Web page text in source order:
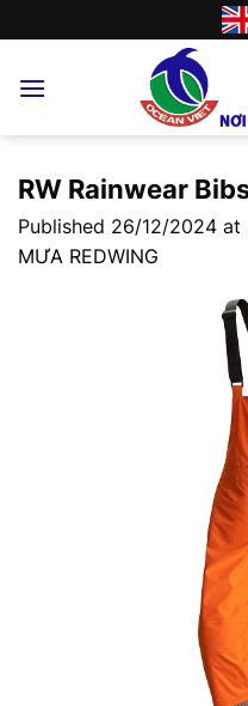
to
RW Rainwear
Published 26/12/2024 at
MƯA REDWING